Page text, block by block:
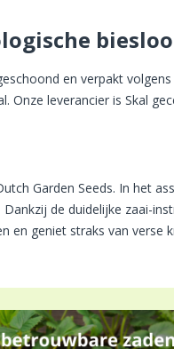
en verpakt
Onze leverancier is Skal
Garden Seeds. In het
de duidelijke zaai-
en geniet straks van verse